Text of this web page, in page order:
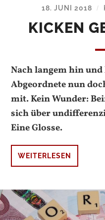
18. JUNI 2018 /
KICKEN
Nach langem hin
Abgeordnete nun
mit. Kein Wunder:
sich über
Eine Glosse.
WEITERLESEN